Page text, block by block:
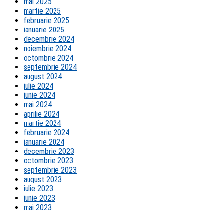
martie 2025
februarie 2025
ianuarie 2025
decembrie 2024
noiembrie 2024
octombrie 2024
septembrie 2024
august 2024
iulie 2024
iunie 2024
mai 2024
aprilie 2024
martie 2024
februarie 2024
ianuarie 2024
decembrie 2023
octombrie 2023
septembrie 2023
august 2023
iulie 2023
iunie 2023
mai 2023